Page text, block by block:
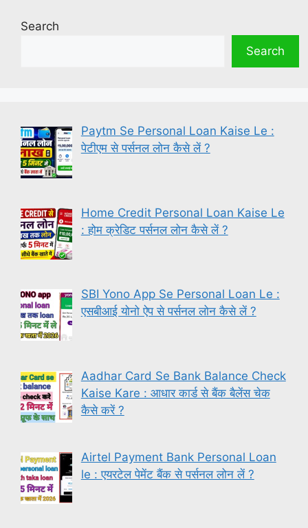
Search
Search
Paytm Se Personal Loan Kaise Le :
पेटीएम से पर्सनल लोन कैसे लें ?
Home Credit Personal Loan Kaise Le
: होम क्रेडिट पर्सनल लोन कैसे लें ?
SBI Yono App Se Personal Loan Le :
एसबीआई योनो ऐप से पर्सनल लोन कैसे लें ?
Aadhar Card Se Bank Balance Check
Kaise Kare : आधार कार्ड से बैंक बैलेंस चेक
कैसे करें ?
Airtel Payment Bank Personal Loan
le : एयरटेल पेमेंट बैंक से पर्सनल लोन लें ?